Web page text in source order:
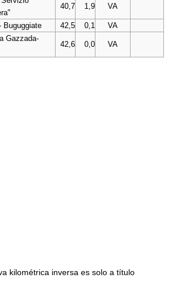
40,7 1,9 VA
Buguggiate 42,5 0,1
VA
Gazzada-
42,6 0,0 VA
kilométrica inversa es solo a título